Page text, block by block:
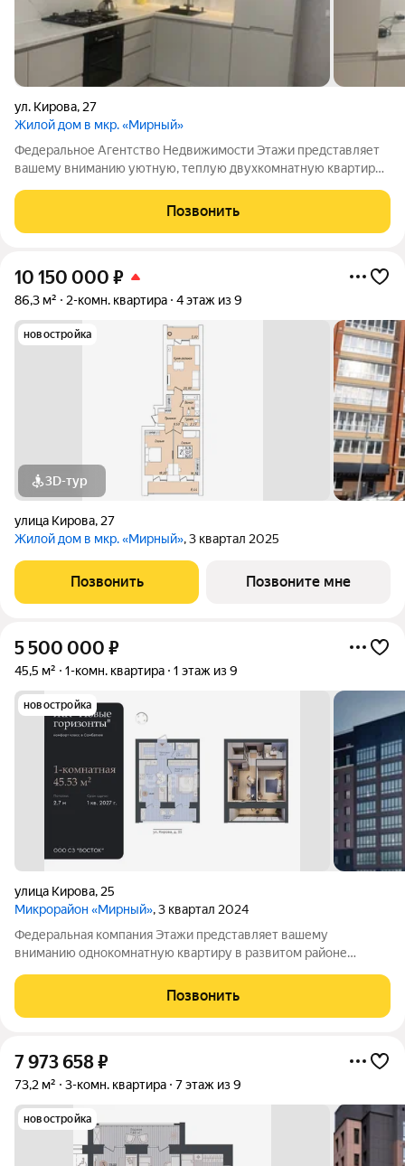
ул. Кирова, 27
Жилой дом в мкр. «Мирный»
Федеральное Агентство Недвижимости Этажи представляет
вашему вниманию уютную, теплую двухкомнатную квартиру
популярном районе нашего города Сомбатхей! Преимущества
объекта недвижимости: -
Позвонить
10 150 000 ₽
86,3 м² 2-комн. квартира 4 этаж из 9
новостройка
3D-тур
улица Кирова, 27
Жилой дом в мкр. «Мирный», 3 квартал 2025
Позвонить Позвоните мне
5 500 000 ₽
45,5 м² 1-комн. квартира 1 этаж из 9
новостройка
улица Кирова, 25
Микрорайон «Мирный», 3 квартал 2024
Федеральная компания Этажи представляет вашему
вниманию однокомнатную квартиру в развитом районе
ИПОТЕКУ 6%! Отличная планировка : кухня 13 кв.м, спальная и
гардеробная. Окна выходят на Юго-Восточную
Позвонить
7 973 658₽
73,2 м² 3-комн. квартира 7 этаж из 9
новостройка